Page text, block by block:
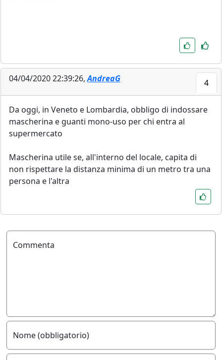
04/04/2020 22:39:26,AndreaG 4
Da oggi, in Veneto e Lombardia, obbligo di indossare
mascherina e guanti mono-uso per chi entra al
supermercato
Mascherina utile se, all'interno del locale, capita di
non rispettare la distanza minima di un metro tra una
persona e l'altra
Commenta
Nome (obbligatorio)